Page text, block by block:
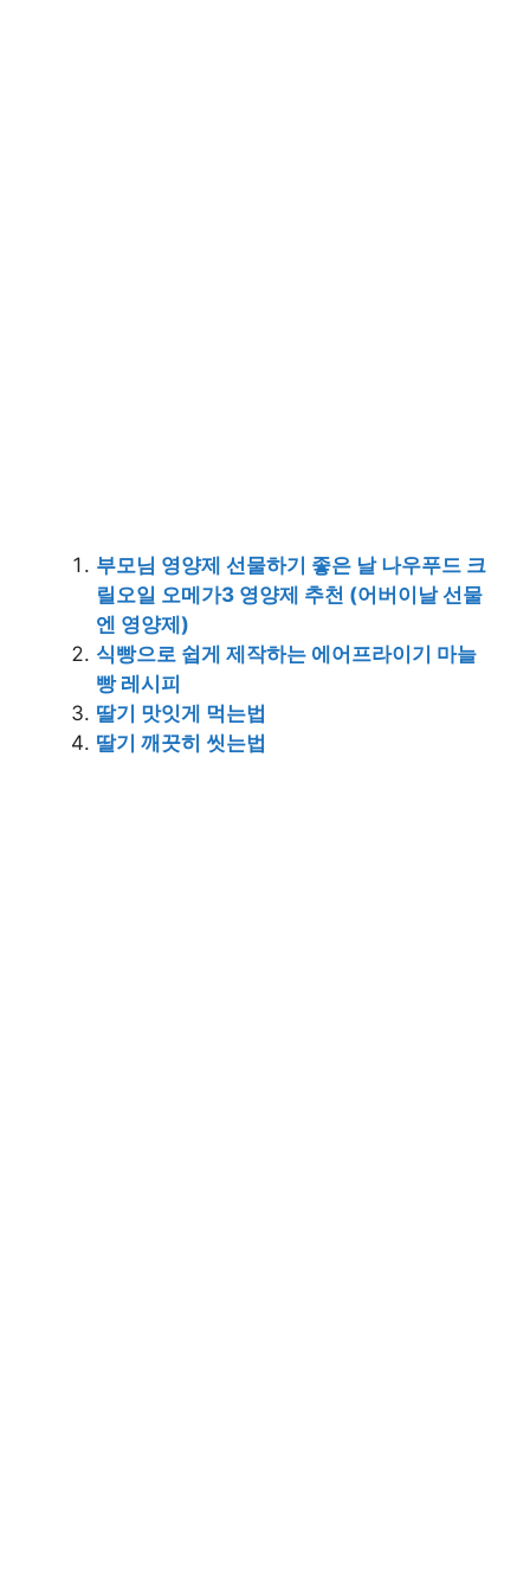
부모님 영양제 선물하기 좋은 날 나우푸드 크
릴오일 오메가3 영양제 추천 (어버이날 선물
엔 영양제)
식빵으로 쉽게 제작하는 에어프라이기 마늘
빵 레시피
딸기 맛잇게 먹는법
딸기 깨끗히 씻는법